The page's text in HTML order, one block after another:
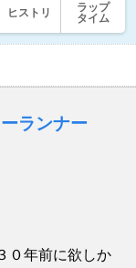
ヒストリ
ラップ
タイム
ランナー
０年前に欲しか